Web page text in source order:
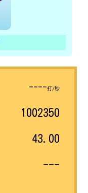
----打/秒
1002350
43.00
---